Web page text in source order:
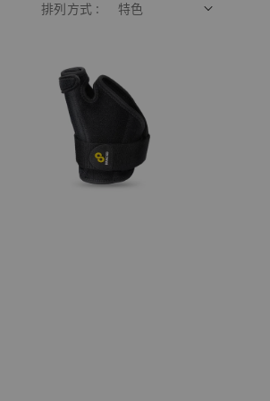
排列方式 :